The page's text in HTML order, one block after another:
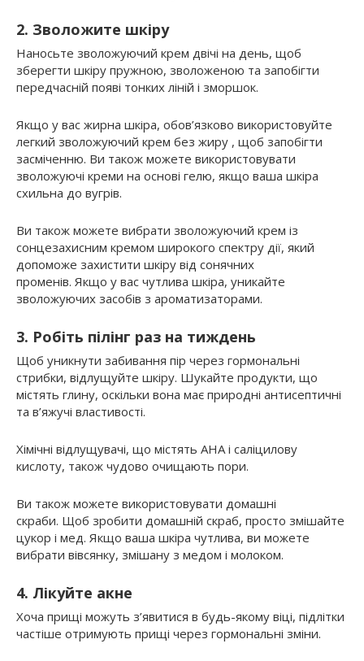
2. Зволожите шкіру
Наносьте зволожуючий крем двічі на день, щоб
зберегти шкіру пружною, зволоженою та запобігти
передчасній появі тонких ліній і зморшок.
Якщо у вас жирна шкіра, обов’язково використовуйте
легкий зволожуючий крем без жиру , щоб запобігти
засміченню. Ви також можете використовувати
зволожуючі креми на основі гелю, якщо ваша шкіра
схильна до вугрів.
Ви також можете вибрати зволожуючий крем із
сонцезахисним кремом широкого спектру дії, який
допоможе захистити шкіру від сонячних
променів. Якщо у вас чутлива шкіра, уникайте
зволожуючих засобів з ароматизаторами.
3. Робіть пілінг раз на тиждень
Щоб уникнути забивання пір через гормональні
стрибки, відлущуйте шкіру. Шукайте продукти, що
містять глину, оскільки вона має природні антисептичні
та в’яжучі властивості.
Хімічні відлущувачі, що містять AHA і саліцилову
кислоту, також чудово очищають пори.
Ви також можете використовувати домашні
скраби. Щоб зробити домашній скраб, просто змішайте
цукор і мед. Якщо ваша шкіра чутлива, ви можете
вибрати вівсянку, змішану з медом і молоком.
4. Лікуйте акне
Хоча прищі можуть з’явитися в будь-якому віці, підлітки
частіше отримують прищі через гормональні зміни.